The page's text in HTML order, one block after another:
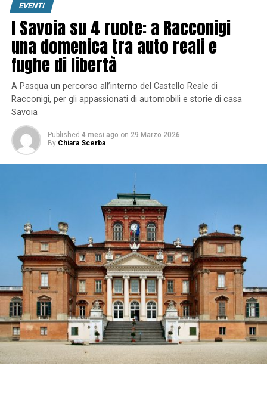
EVENTI
I Savoia su 4 ruote: a Racconigi
una domenica tra auto reali e
fughe di libertà
A Pasqua un percorso all’interno del Castello Reale di
Racconigi, per gli appassionati di automobili e storie di casa
Savoia
Published 4 mesi ago on 29 Marzo 2026
By Chiara Scerba